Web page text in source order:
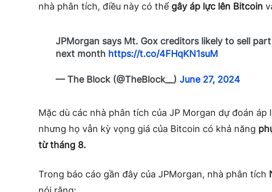
nhà phân tích, điều này có thể gây áp lực lên Bitcoin
JPMorgan says Mt. Gox creditors likely to sell
next month https://t.co/4FHqKN1suM
— The Block (@TheBlock__)June 27, 2024
Mặc dù các nhà phân tích của JP Morgan dự đoán áp
nhưng họ vẫn kỳ vọng giá của Bitcoin có khả năng
từ tháng 8.
Trong báo cáo gần đây của JPMorgan, nhà phân tích